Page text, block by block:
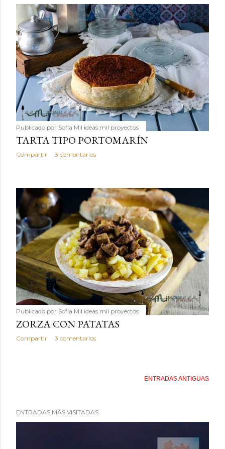
Publicado por Sofía Mil ideas mil proyectos
TARTA TIPO PORTOMARÍN
Compartir 3 comentarios
Publicado por Sofía Mil ideas mil proyectos
ZORZA CON PATATAS
Compartir 3 comentarios
ENTRADAS ANTIGUAS
ENTRADAS MÁS VISITADAS